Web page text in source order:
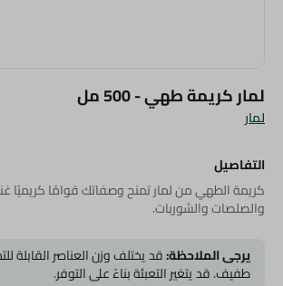
لمار
لمار كريمة طهي - 500 مل
التفاصيل
كريمة الطهي من لمار تمنح وصفاتك قوامًا كريميًا
والصلصات والشوربات.
يرجى الملاحظة:قد يختلف وزن العناصر القابلة
طفيف. قد يتغير التعبئة بناءً على التوفر.